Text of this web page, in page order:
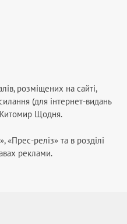
розміщених на сайті,
(для інтернет-видань
Щодня.
«Прес-реліз» та в розділі
реклами.